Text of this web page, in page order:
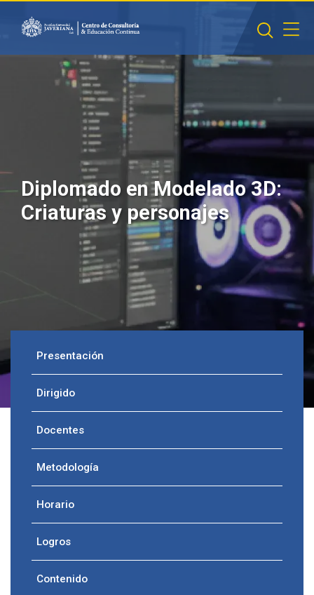
Diplomado en Modelado 3D:
Criaturas y personajes
Presentación
Dirigido
Docentes
Metodología
Horario
Logros
Contenido